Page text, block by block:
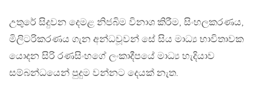
උතුරේ සිදුවන දෙමළ නිජබිම විනාශ කිරීම, සිංහලකරණය,
මිලිටරිකරණය ගැන අන්ධවූවන් සේ සිය මාධ්‍ය භාවිතාවක
යොදන සිරි රණසිංහගේ ලංකාදීපයේ මාධ්‍ය හැදියාව
සම්බන්ධයෙන් පුදුම වන්නට දෙයක් නැත.